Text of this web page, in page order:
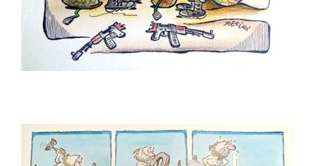
Gürcan Özkan
H. Yeliz ÇAKIR
Hakan Sümer
Halil İ. Yıldırım
Hasan Gümüş
Hasan Halit Şekerci